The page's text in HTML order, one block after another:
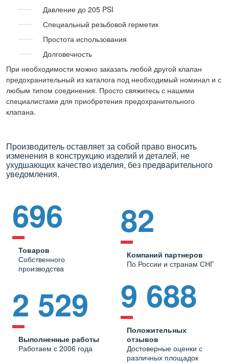
Давление до 205 PSI
Специальный резьбовой герметик
Простота использования
Долговечность
При необходимости можно заказать любой другой клапан
предохранительный из каталога под необходимый номинал и с
любым типом соединения. Просто свяжитесь с нашими
специалистами для приобретения предохранительного
клапана.
Производитель оставляет за собой право вносить
изменения в конструкцию изделий и деталей, не
ухудшающих качество изделия, без предварительного
уведомления.
696
Товаров
Собственного
производства
82
Компаний партнеров
По России и странам СНГ
2 529
Выполненные работы
Работаем с 2006 года
9 688
Положительных
отзывов
Достоверные оценки с
различных площадок